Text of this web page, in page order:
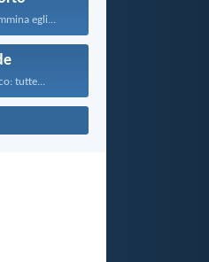
egli...
tutte...